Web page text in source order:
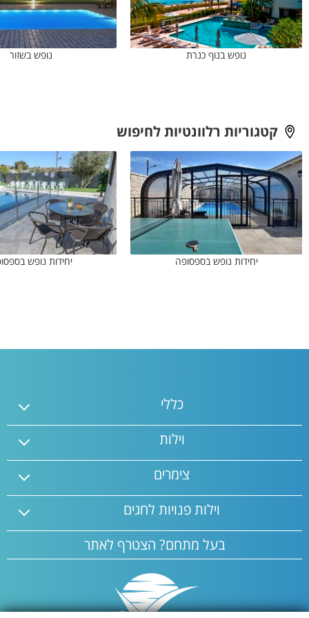
נופש בנוף כנרת נופש בשזור
קטגוריות רלוונטיות לחיפוש
יחידות נופש בספסופה יחידות נופש
כללי
וילות
צימרים
וילות פנויות לחגים
בעל מתחם? הצטרף לאתר